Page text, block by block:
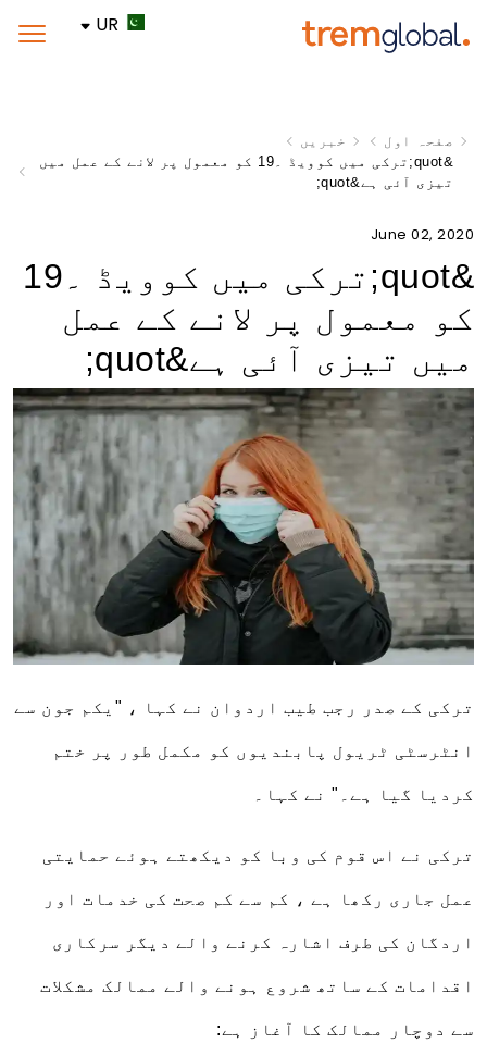
UR
صفحہ اول
خبریں
&quot;ترکی میں کوویڈ ۔19 کو معمول پر لانے کے عمل میں
تیزی آئی ہے&quot;
June 02, 2020
&quot;ترکی میں کوویڈ ۔19
کو معمول پر لانے کے عمل
میں تیزی آئی ہے&quot;
ترکی کے صدر رجب طیب اردوان نے کہا ، "یکم جون سے
انٹرسٹی ٹریول پابندیوں کو مکمل طور پر ختم
کردیا گیا ہے۔" نے کہا۔
ترکی نے اس قوم کی وبا کو دیکھتے ہوئے حمایتی
عمل جاری رکھا ہے ، کم سے کم صحت کی خدمات اور
اردگان کی طرف اشارہ کرنے والے دیگر سرکاری
اقدامات کے ساتھ شروع ہونے والے ممالک مشکلات
سے دوچار ممالک کا آغاز ہے: